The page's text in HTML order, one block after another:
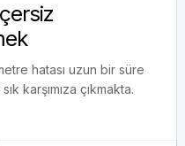
hatası uzun bir süre
karşımıza çıkmakta.